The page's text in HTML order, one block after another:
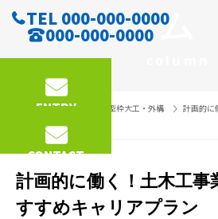
TEL 000-000-0000
000-000-0000
ENTRY
CONTACT
ム
コラム 土木・型枠大工・外構
計画的に
すめキャリアプラン
計画的に働く！土木工
すすめキャリアプラン